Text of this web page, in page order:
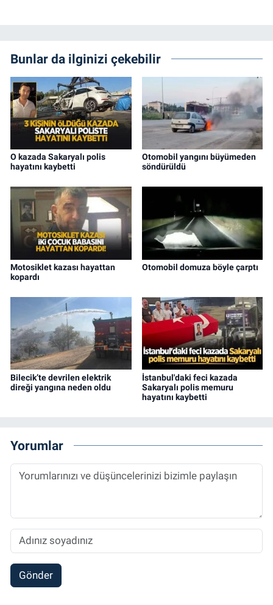
Bunlar da ilginizi çekebilir
O kazada Sakaryalı polis
hayatını kaybetti
Otomobil yangını büyümeden
söndürüldü
Motosiklet kazası hayattan
kopardı
Otomobil domuza böyle çarptı
Bilecik’te devrilen elektrik
direği yangına neden oldu
İstanbul'daki feci kazada
Sakaryalı polis memuru
hayatını kaybetti
Yorumlar
Gönder